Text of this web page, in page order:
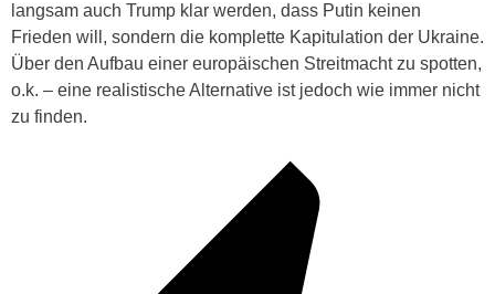
langsam auch Trump klar werden, dass Putin keinen
Frieden will, sondern die komplette Kapitulation der Ukraine.
Über den Aufbau einer europäischen Streitmacht zu spotten,
o.k. – eine realistische Alternative ist jedoch wie immer nicht
zu finden.